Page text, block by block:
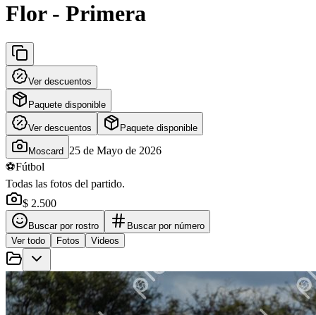
Flor - Primera
Ver descuentos
Paquete disponible
Ver descuentos Paquete disponible
Moscard
25 de Mayo de 2026
⚽Fútbol
Todas las fotos del partido.
$ 2.500
Buscar por rostro
Buscar por número
Ver todo
Fotos Videos